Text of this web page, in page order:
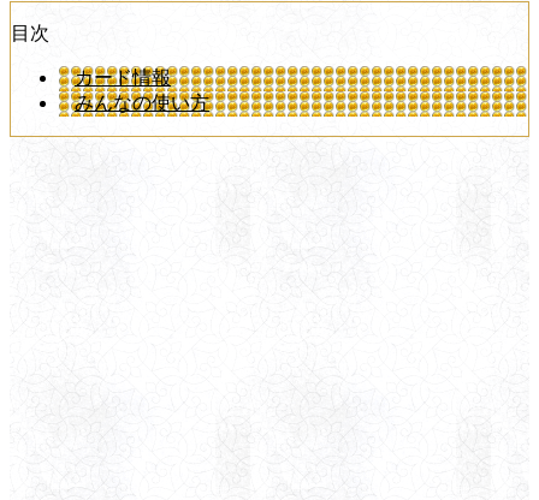
目次
カード情報
みんなの使い方